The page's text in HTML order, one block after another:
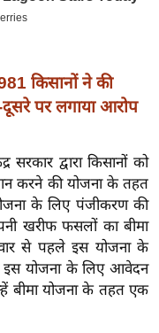
किसानों ने की
पर लगाया आरोप
सरकार द्वारा किसानों को
करने की योजना के तहत
के लिए पंजीकरण की
खरीफ फसलों का बीमा
से पहले इस योजना के
इस योजना के लिए आवेदन
योजना के तहत एक